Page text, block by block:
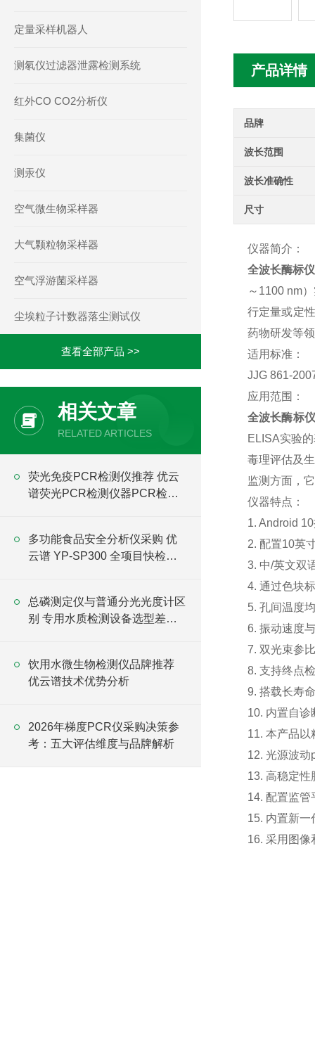
产品详情
品牌
波长范围
波长准确性
尺寸
仪器简介：
全波长酶标仪
～1100 nm
行定量或定
药物研发等
适用标准：
JJG 861-
应用范围：
全波长酶标
ELISA实验
毒理评估及
监测方面，
仪器特点：
1. Android
2. 配置10英
3. 中/英文双
4. 通过色块
5. 孔间温度
6. 振动速度
7. 双光束参
8. 支持终点
9. 搭载长寿
10. 内置自
11. 本产品
12. 光源波动
13. 高稳定性
14. 配置监管
15. 内置新一
16. 采用图像
定量采样机器人
测氡仪过滤器泄露检测系统
红外CO CO2分析仪
集菌仪
测汞仪
空气微生物采样器
大气颗粒物采样器
空气浮游菌采样器
尘埃粒子计数器落尘测试仪
查看全部产品 >>
相关文章
RELATED ARTICLES
荧光免疫PCR检测仪推荐 优云
谱荧光PCR检测仪器PCR检测
多功能食品安全分析仪采购 优
云谱 YP-SP300 全项目快检设
总磷测定仪与普通分光光度计区
别 专用水质检测设备选型差异
饮用水微生物检测仪品牌推荐
优云谱技术优势分析
2026年梯度PCR仪采购决策参
考：五大评估维度与品牌解析